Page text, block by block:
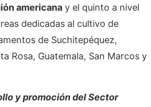
americana y el quinto a nivel
dedicadas al cultivo de
de Suchitepéquez,
Rosa, Guatemala, San Marcos y
y promoción del Sector